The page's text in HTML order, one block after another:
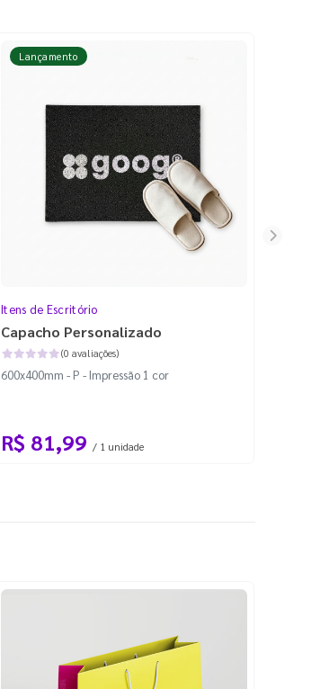
Lançamento
Itens de Escritório
Capacho Personalizado
(0 avaliações)
600x400mm - P - Impressão 1 cor
R$ 81,99 / 1 unidade